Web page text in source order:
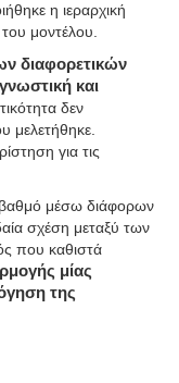
η ιεραρχική
μοντέλου.
διαφορετικών
και
δεν
μελετήθηκε.
για τις
βαθμό μέσω διάφορων
σχέση μεταξύ των
που καθιστά
μίας
της